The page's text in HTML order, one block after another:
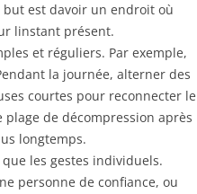
est davoir un endroit où
linstant présent.
et réguliers. Par exemple,
la journée, alterner des
courtes pour reconnecter le
de décompression après
longtemps.
les gestes individuels.
personne de confiance, ou